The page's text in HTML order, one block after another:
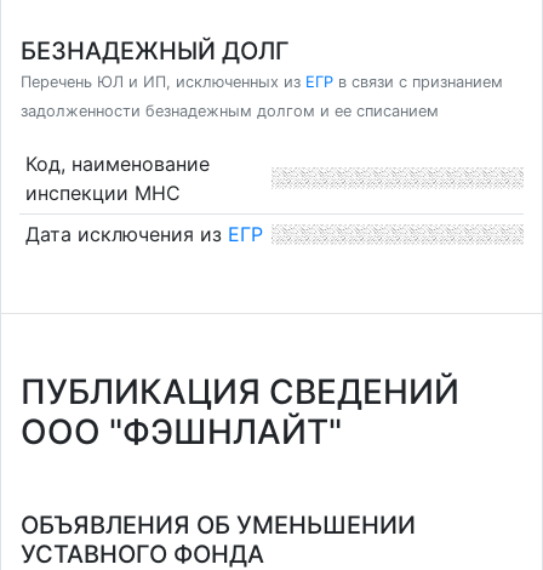
БЕЗНАДЕЖНЫЙ ДОЛГ
Перечень ЮЛ и ИП, исключенных из ЕГР в связи с признанием
задолженности безнадежным долгом и ее списанием
Код, наименование
инспекции МНС
Дата исключения из ЕГР
ПУБЛИКАЦИЯ СВЕДЕНИЙ
ООО "ФЭШНЛАЙТ"
ОБЪЯВЛЕНИЯ ОБ УМЕНЬШЕНИИ
УСТАВНОГО ФОНДА